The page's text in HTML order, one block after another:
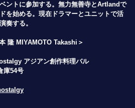
ントに参加する。無力無善寺とArtlandで
を始める。現在ドラマーとユニットで活
奏する。
隆 MIYAMOTO Takashi＞
アジアン創作料理バル
庫54号